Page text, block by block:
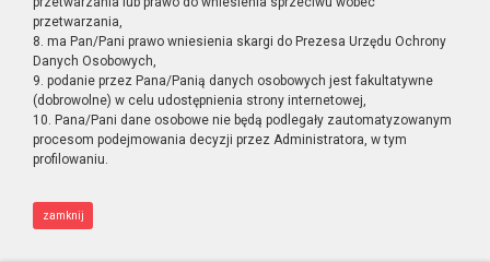
przetwarzania,
8. ma Pan/Pani prawo wniesienia skargi do Prezesa Urzędu Ochrony
Danych Osobowych,
9. podanie przez Pana/Panią danych osobowych jest fakultatywne
(dobrowolne) w celu udostępnienia strony internetowej,
10. Pana/Pani dane osobowe nie będą podlegały zautomatyzowanym
procesom podejmowania decyzji przez Administratora, w tym
profilowaniu.
zamknij